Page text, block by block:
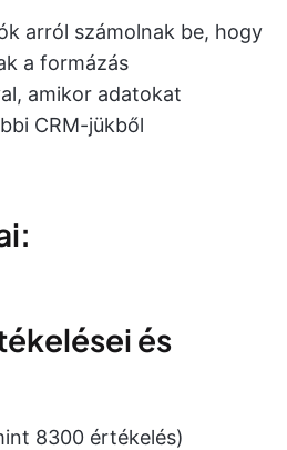
arról számolnak be, hogy
a formázás
amikor adatokat
CRM-jükből
és
8300 értékelés)